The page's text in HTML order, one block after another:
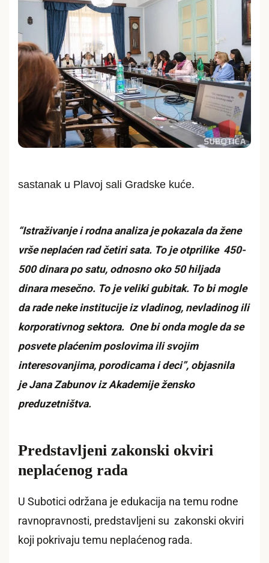
sastanak u Plavoj sali Gradske kuće.
“Istraživanje i rodna analiza je pokazala da žene
vrše neplaćen rad četiri sata. To je otprilike 450-
500 dinara po satu, odnosno oko 50 hiljada
dinara mesečno. To je veliki gubitak. To bi mogle
da rade neke institucije iz vladinog, nevladinog ili
korporativnog sektora. One bi onda mogle da se
posvete plaćenim poslovima ili svojim
interesovanjima, porodicama i deci”, objasnila
je Jana Zabunov iz Akademije žensko
preduzetništva.
Predstavljeni zakonski okviri
neplaćenog rada
U Subotici održana je edukacija na temu rodne
ravnopravnosti, predstavljeni su zakonski okviri
koji pokrivaju temu neplaćenog rada.